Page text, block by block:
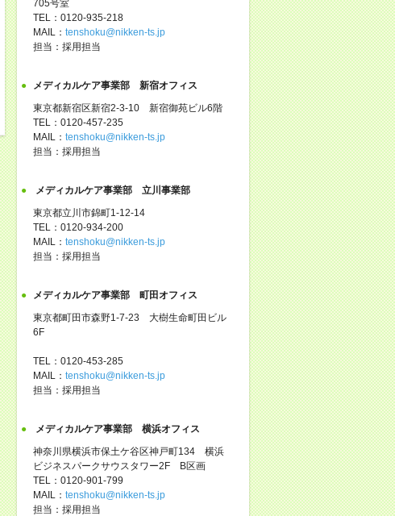
705号室
TEL：0120-935-218
MAIL： tenshoku@nikken-ts.jp
担当：採用担当
メディカルケア事業部 新宿オフィス
東京都新宿区新宿2-3-10 新宿御苑ビル6階
TEL：0120-457-235
MAIL： tenshoku@nikken-ts.jp
担当：採用担当
メディカルケア事業部 立川事業部
東京都立川市錦町1-12-14
TEL：0120-934-200
MAIL： tenshoku@nikken-ts.jp
担当：採用担当
メディカルケア事業部 町田オフィス
東京都町田市森野1-7-23 大樹生命町田ビル
6F
TEL：0120-453-285
MAIL： tenshoku@nikken-ts.jp
担当：採用担当
メディカルケア事業部 横浜オフィス
神奈川県横浜市保土ケ谷区神戸町134 横浜
ビジネスパークサウスタワー2F B区画
TEL：0120-901-799
MAIL： tenshoku@nikken-ts.jp
担当：採用担当